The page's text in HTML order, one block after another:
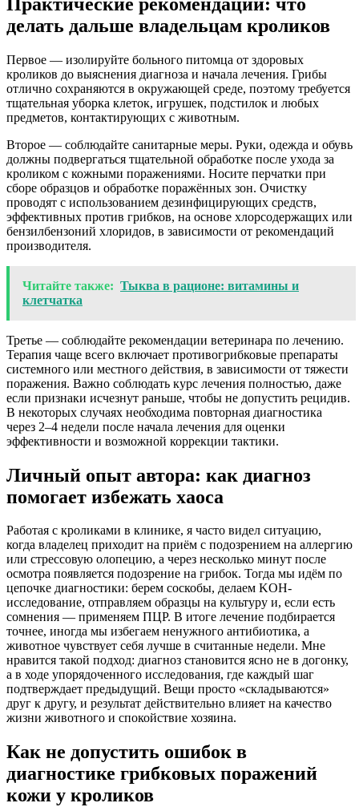
делать дальше владельцам кроликов
Первое — изолируйте больного питомца от здоровых
кроликов до выяснения диагноза и начала лечения. Грибы
отлично сохраняются в окружающей среде, поэтому требуется
тщательная уборка клеток, игрушек, подстилок и любых
предметов, контактирующих с животным.
Второе — соблюдайте санитарные меры. Руки, одежда и обувь
должны подвергаться тщательной обработке после ухода за
кроликом с кожными поражениями. Носите перчатки при
сборе образцов и обработке поражённых зон. Очистку
проводят с использованием дезинфицирующих средств,
эффективных против грибков, на основе хлорсодержащих или
бензилбензоний хлоридов, в зависимости от рекомендаций
производителя.
Читайте также: Тыква в рационе: витамины и
клетчатка
Третье — соблюдайте рекомендации ветеринара по лечению.
Терапия чаще всего включает противогрибковые препараты
системного или местного действия, в зависимости от тяжести
поражения. Важно соблюдать курс лечения полностью, даже
если признаки исчезнут раньше, чтобы не допустить рецидив.
В некоторых случаях необходима повторная диагностика
через 2–4 недели после начала лечения для оценки
эффективности и возможной коррекции тактики.
Личный опыт автора: как диагноз
помогает избежать хаоса
Работая с кроликами в клинике, я часто видел ситуацию,
когда владелец приходит на приём с подозрением на аллергию
или стрессовую олопецию, а через несколько минут после
осмотра появляется подозрение на грибок. Тогда мы идём по
цепочке диагностики: берем соскобы, делаем KOH-
исследование, отправляем образцы на культуру и, если есть
сомнения — применяем ПЦР. В итоге лечение подбирается
точнее, иногда мы избегаем ненужного антибиотика, а
животное чувствует себя лучше в считанные недели. Мне
нравится такой подход: диагноз становится ясно не в догонку,
а в ходе упорядоченного исследования, где каждый шаг
подтверждает предыдущий. Вещи просто «складываются»
друг к другу, и результат действительно влияет на качество
жизни животного и спокойствие хозяина.
Как не допустить ошибок в
диагностике грибковых поражений
кожи у кроликов